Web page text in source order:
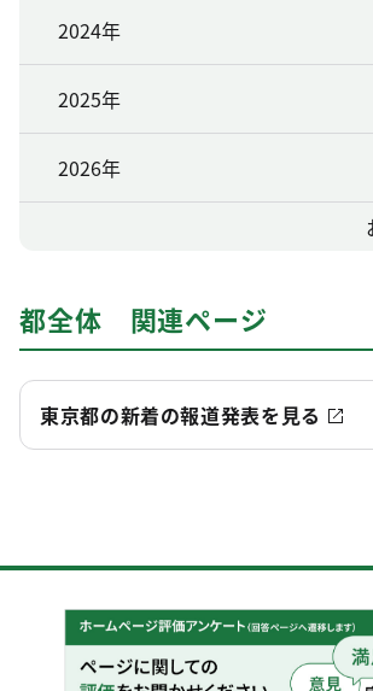
2024年
2025年
2026年
都全体 関連ページ
東京都の新着の報道発表を見る